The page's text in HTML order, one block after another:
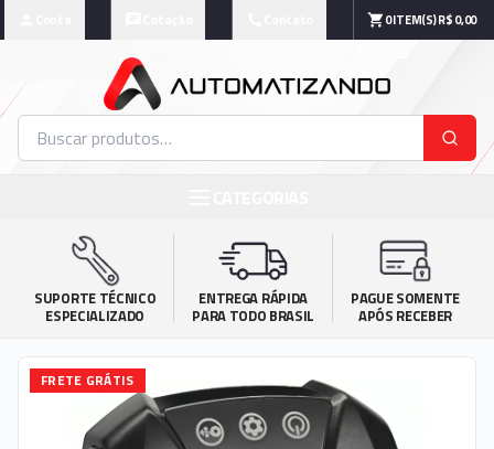
0ITEM(S)R$ 0,00
SUPORTE TÉCNICO
ESPECIALIZADO
ENTREGA RÁPIDA
PARA TODO BRASIL
PAGUE SOMENTE
APÓS RECEBER
FRETE GRÁTIS